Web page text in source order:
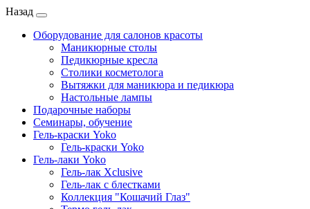
Назад
Оборудование для салонов красоты
Маникюрные столы
Педикюрные кресла
Столики косметолога
Вытяжки для маникюра и педикюра
Настольные лампы
Подарочные наборы
Семинары, обучение
Гель-краски Yoko
Гель-краски Yoko
Гель-лаки Yoko
Гель-лак Xclusive
Гель-лак с блестками
Коллекция "Кошачий Глаз"